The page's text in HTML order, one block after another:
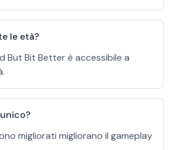
le età?
But Bit Better è accessibile a
migliorati migliorano il gameplay